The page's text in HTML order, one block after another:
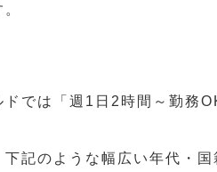
ドでは「週1日2時間～勤務
下記のような幅広い年代・